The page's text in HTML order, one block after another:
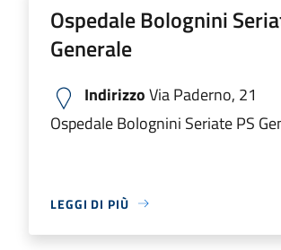
Ospedale Bolognini
Generale
IndirizzoVia Paderno, 21
Ospedale Bolognini Seriate PS
LEGGI DI PIÙ